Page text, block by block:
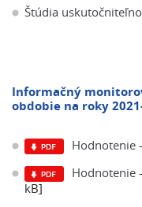
Štúdia
Informačný
obdobie na roky
Hodnotenie
Hodnotenie
kB]